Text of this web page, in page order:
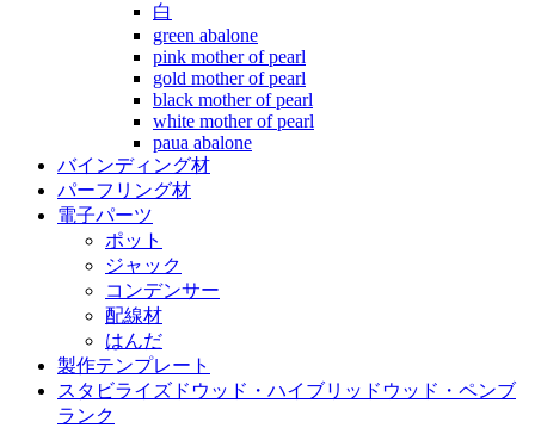
白
green abalone
pink mother of pearl
gold mother of pearl
black mother of pearl
white mother of pearl
paua abalone
バインディング材
パーフリング材
電子パーツ
ポット
ジャック
コンデンサー
配線材
はんだ
製作テンプレート
スタビライズドウッド・ハイブリッドウッド・ペンブ
ランク